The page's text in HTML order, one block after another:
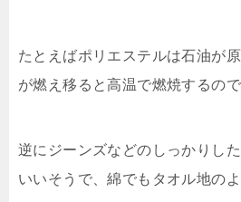
たとえばポリエステルは石油が
が燃え移ると高温で燃焼するの
逆にジーンズなどのしっかりし
いいそうで、綿でもタオル地の